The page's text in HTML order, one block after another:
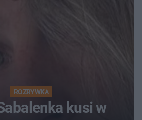
ROZRYWKA
kusi w